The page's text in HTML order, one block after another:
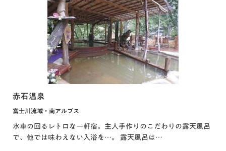
赤石温泉
富士川流域・南アルプス
水車の回るレトロな一軒宿。主人手作りのこだわりの露天風呂
で、他では味わえない入浴を…。 露天風呂は…